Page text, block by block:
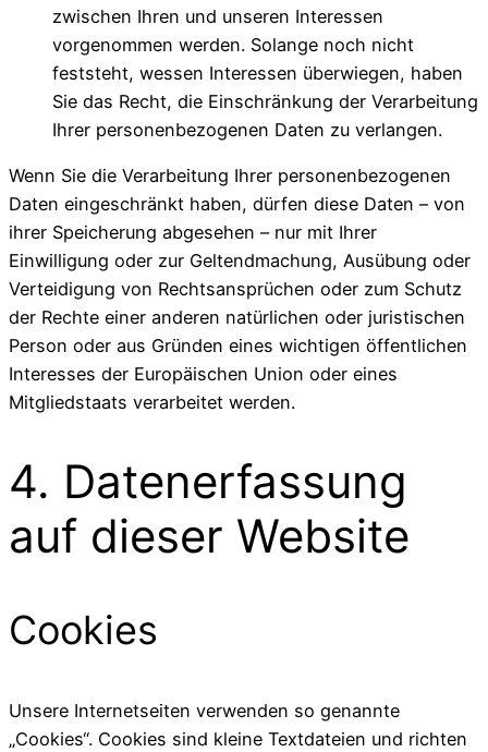
zwischen Ihren und unseren Interessen
vorgenommen werden. Solange noch nicht
feststeht, wessen Interessen überwiegen, haben
Sie das Recht, die Einschränkung der Verarbeitung
Ihrer personenbezogenen Daten zu verlangen.
Wenn Sie die Verarbeitung Ihrer personenbezogenen
Daten eingeschränkt haben, dürfen diese Daten – von
ihrer Speicherung abgesehen – nur mit Ihrer
Einwilligung oder zur Geltendmachung, Ausübung oder
Verteidigung von Rechtsansprüchen oder zum Schutz
der Rechte einer anderen natürlichen oder juristischen
Person oder aus Gründen eines wichtigen öffentlichen
Interesses der Europäischen Union oder eines
Mitgliedstaats verarbeitet werden.
4. Datenerfassung
auf dieser Website
Cookies
Unsere Internetseiten verwenden so genannte
„Cookies“. Cookies sind kleine Textdateien und richten